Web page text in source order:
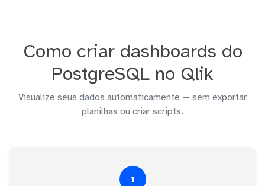
Como criar dashboards do
PostgreSQL no Qlik
Visualize seus dados automaticamente — sem exportar
planilhas ou criar scripts.
1